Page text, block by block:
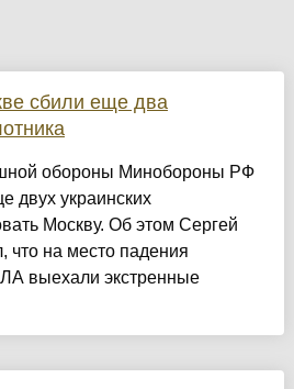
сбили еще два
обороны Минобороны РФ
двух украинских
Москву. Об этом Сергей
что на место падения
выехали экстренные